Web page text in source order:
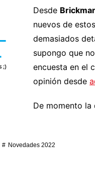
Desde
nuevos de
demasiados
supongo que
encuesta en el
opinión desde
De momento
Novedades 2022